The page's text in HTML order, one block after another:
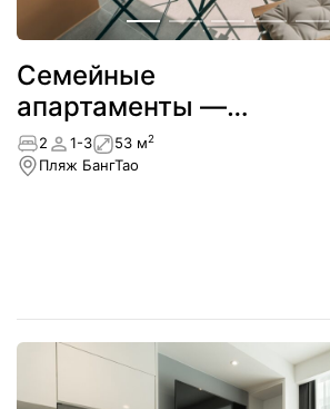
Cемейные
апартаменты —
Лагуна
2 1-3 53 м2
Пляж БангТао